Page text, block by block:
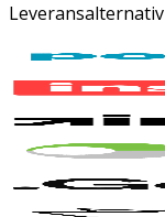
Leveransalternativ